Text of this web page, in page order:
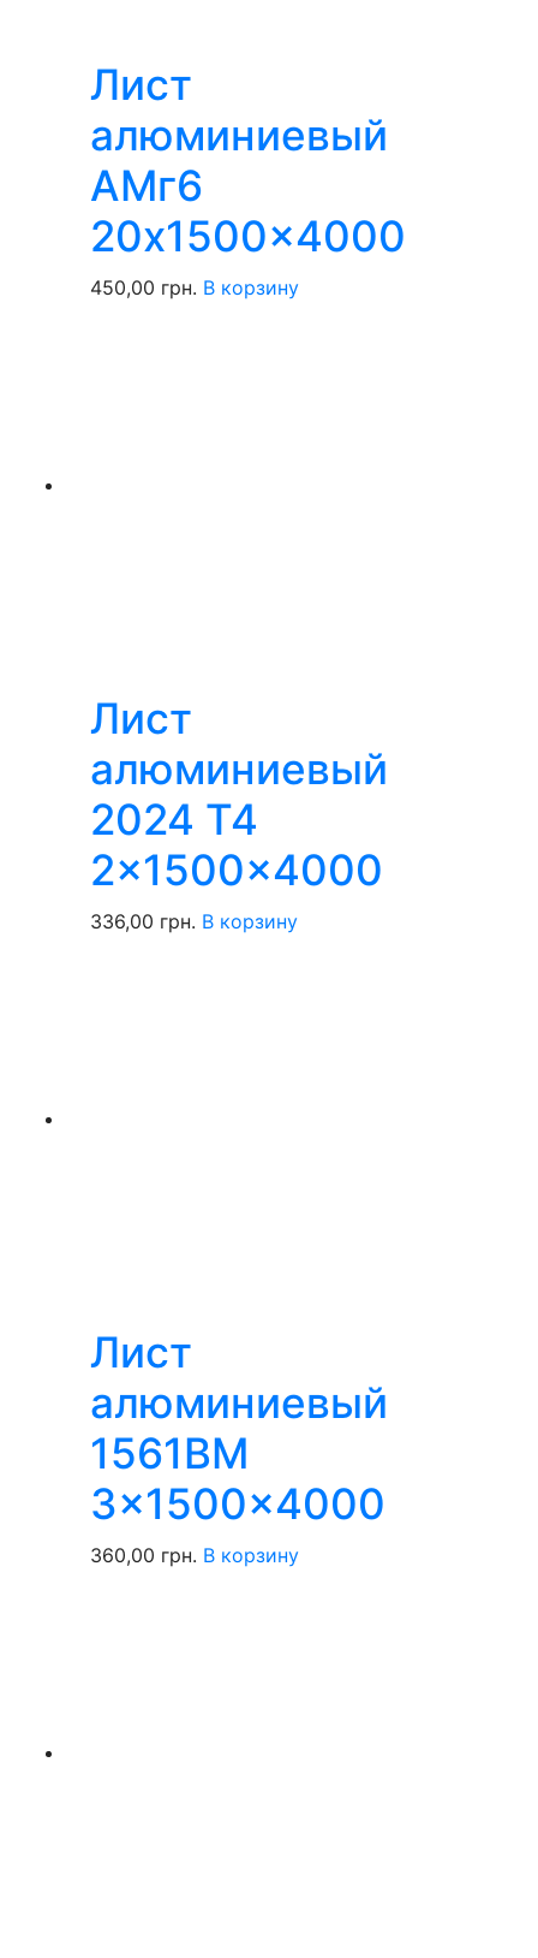
Лист
алюминиевый
АМг6
20x1500x4000
450,00 грн. В корзину
Лист
алюминиевый
2024 T4
2x1500x4000
336,00 грн. В корзину
Лист
алюминиевый
1561BM
3x1500x4000
360,00 грн. В корзину